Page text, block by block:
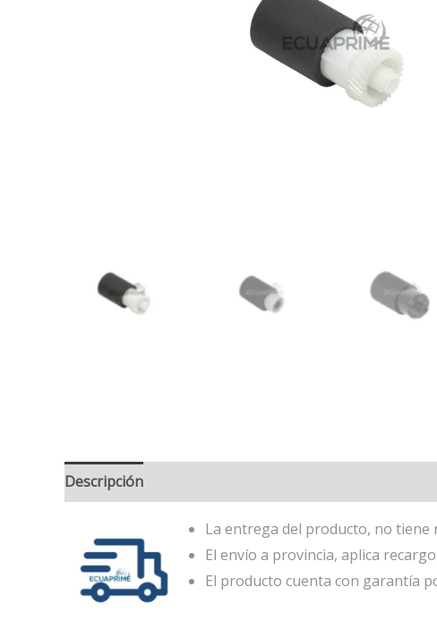
Descripción
La entrega del producto, no tiene
El envío a provincia, aplica
El producto cuenta con garantía